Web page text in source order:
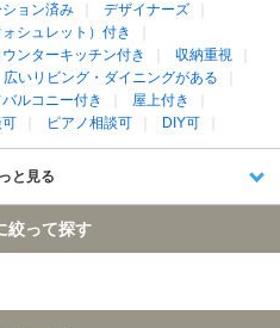
ョン済み
デザイナーズ
シュレット）付き
ウンターキッチン付き
収納重視
広いリビング・ダイニングがある
バルコニー付き
屋上付き
可 ピアノ相談可 DIY可
と見る
絞って探す